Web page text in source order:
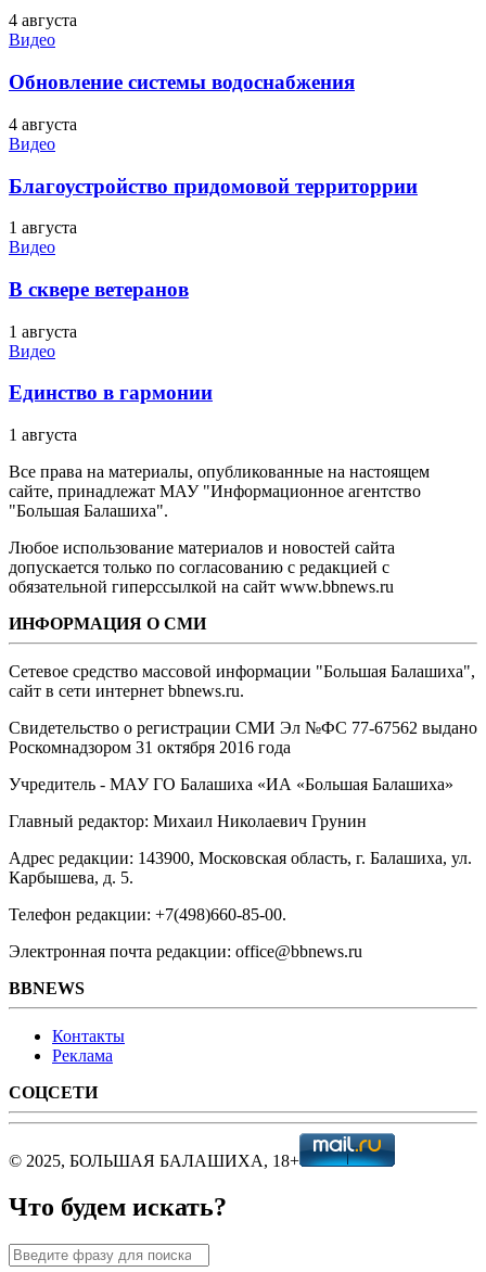
4 августа
Видео
Обновление системы водоснабжения
4 августа
Видео
Благоустройство придомовой территоррии
1 августа
Видео
В сквере ветеранов
1 августа
Видео
Единство в гармонии
1 августа
Все права на материалы, опубликованные на настоящем
сайте, принадлежат МАУ "Информационное агентство
"Большая Балашиха".
Любое использование материалов и новостей сайта
допускается только по согласованию с редакцией с
обязательной гиперссылкой на сайт www.bbnews.ru
ИНФОРМАЦИЯ О СМИ
Сетевое средство массовой информации "Большая Балашиха",
сайт в сети интернет bbnews.ru.
Свидетельство о регистрации СМИ Эл №ФС ‎77-67562 выдано
Роскомнадзором 31 октября 2016 года
Учредитель - МАУ ГО Балашиха «ИА «Большая Балашиха»
Главный редактор: Михаил Николаевич Грунин
Адрес редакции: 143900, Московская область, г. Балашиха, ул.
Карбышева, д. 5.
Телефон редакции: +7(498)660-85-00.
Электронная почта редакции: office@bbnews.ru
BBNEWS
Контакты
Реклама
СОЦСЕТИ
© 2025, БОЛЬШАЯ БАЛАШИХА, 18+
Что будем искать?